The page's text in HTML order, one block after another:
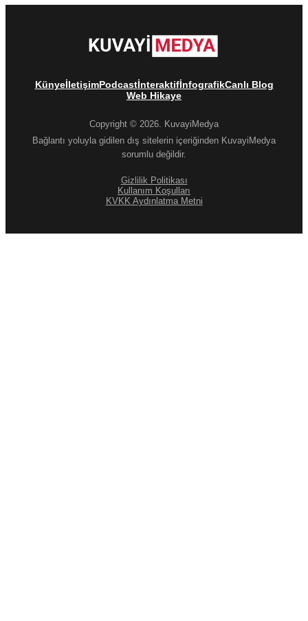
KünyeİletişimPodcastİnteraktifİnfografikCanlı Blog
Web Hikaye
Copyright © 2026. KuvayiMedya
Bağlantı yoluyla gidilen dış sitelerin içeriğinden KuvayiMedya
sorumlu değildir.
Gizlilik Politikası
Kullanım Koşulları
KVKK Aydınlatma Metni